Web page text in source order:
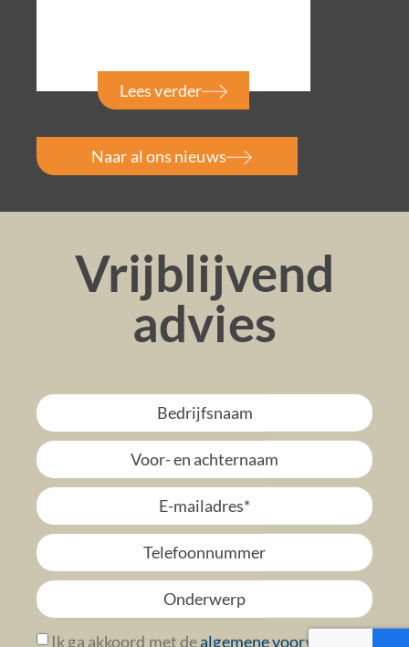
Lees verder
Naar al ons nieuws
Vrijblijvend
advies
Ik ga akkoord met dealgemene voorwaarden